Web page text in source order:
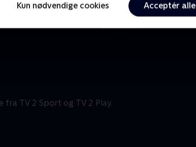
Kun nødvendige cookies Acceptér alle
På tur med
Badminton
fra TV 2 Sport og TV 2 Play.